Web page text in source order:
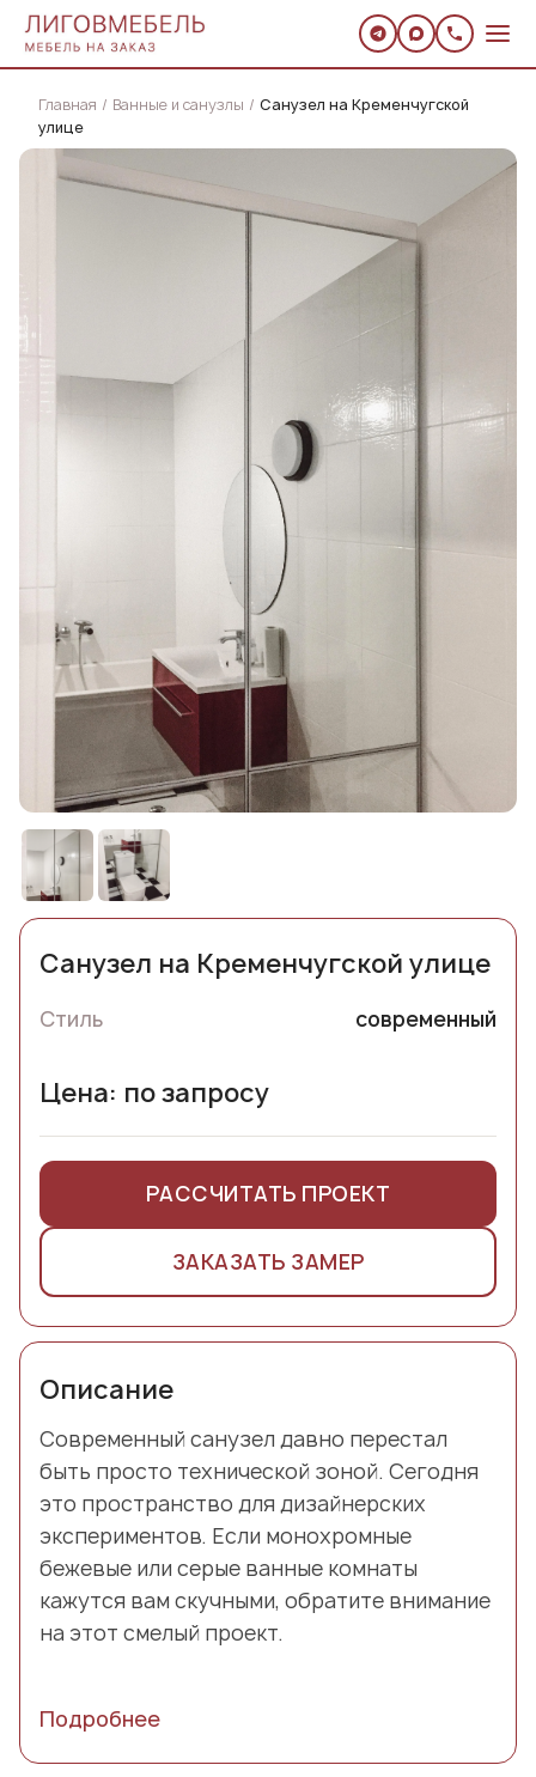
Главная Ванные и санузлы
Санузел на Кременчугской
улице
Санузел на Кременчугской улице
Стиль современный
Цена: по запросу
РАССЧИТАТЬ ПРОЕКТ
ЗАКАЗАТЬ ЗАМЕР
Описание
Современный санузел давно перестал
быть просто технической зоной. Сегодня
это пространство для дизайнерских
экспериментов. Если монохромные
бежевые или серые ванные комнаты
кажутся вам скучными, обратите внимание
на этот смелый проект.
Подробнее